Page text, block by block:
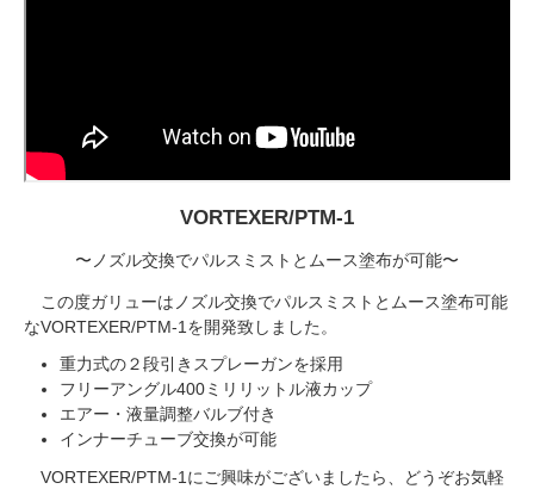
VORTEXER/PTM-1
〜ノズル交換でパルスミストとムース塗布が可能〜
この度ガリューはノズル交換でパルスミストとムース塗布可能
なVORTEXER/PTM-1を開発致しました。
重力式の２段引きスプレーガンを採用
フリーアングル400ミリリットル液カップ
エアー・液量調整バルブ付き
インナーチューブ交換が可能
VORTEXER/PTM-1にご興味がございましたら、どうぞお気軽